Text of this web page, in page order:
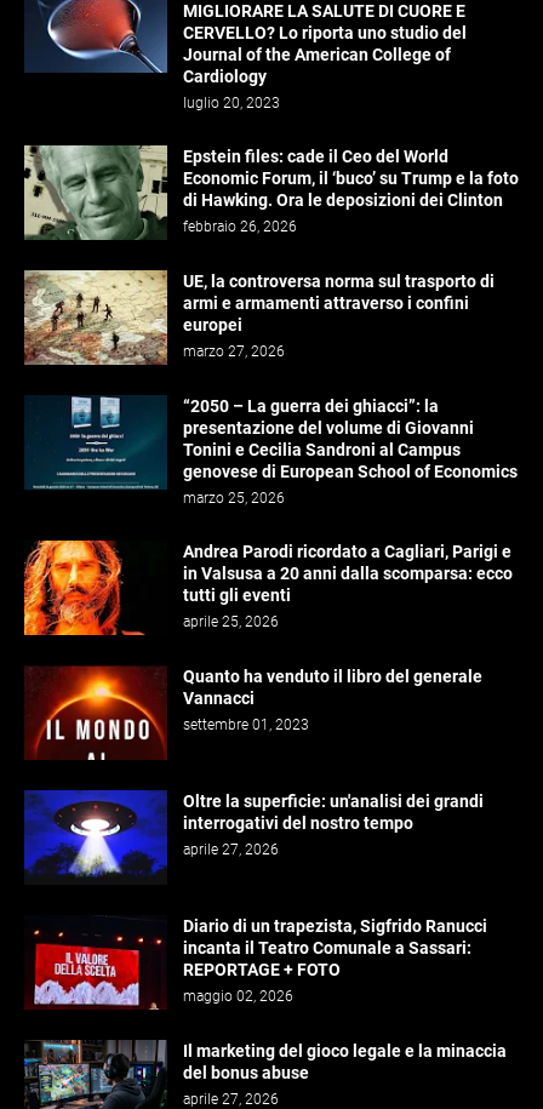
MIGLIORARE LA SALUTE DI CUORE E
CERVELLO? Lo riporta uno studio del
Journal of the American College of
Cardiology
luglio 20, 2023
Epstein files: cade il Ceo del World
Economic Forum, il ‘buco’ su Trump e la foto
di Hawking. Ora le deposizioni dei Clinton
febbraio 26, 2026
UE, la controversa norma sul trasporto di
armi e armamenti attraverso i confini
europei
marzo 27, 2026
“2050 – La guerra dei ghiacci”: la
presentazione del volume di Giovanni
Tonini e Cecilia Sandroni al Campus
genovese di European School of Economics
marzo 25, 2026
Andrea Parodi ricordato a Cagliari, Parigi e
in Valsusa a 20 anni dalla scomparsa: ecco
tutti gli eventi
aprile 25, 2026
Quanto ha venduto il libro del generale
Vannacci
settembre 01, 2023
Oltre la superficie: un'analisi dei grandi
interrogativi del nostro tempo
aprile 27, 2026
Diario di un trapezista, Sigfrido Ranucci
incanta il Teatro Comunale a Sassari:
REPORTAGE + FOTO
maggio 02, 2026
Il marketing del gioco legale e la minaccia
del bonus abuse
aprile 27, 2026